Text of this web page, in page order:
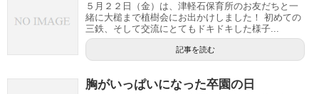
５月２２日（金）は、津軽石保育所のお友だちと一
緒に大槌まで植樹会にお出かけしました！ 初めての
三鉄、そして交流にとてもドキドキした様子...
記事を読む
胸がいっぱいになった卒園の日